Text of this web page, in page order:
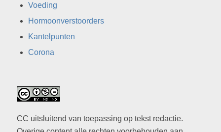
Voeding
Hormoonverstoorders
Kantelpunten
Corona
CC uitsluitend van toepassing op tekst redactie.